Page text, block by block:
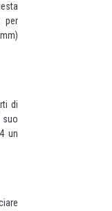
per
di
suo
un